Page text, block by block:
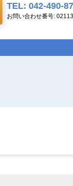
TEL: 042-490-
お問い合わせ番号: 02113